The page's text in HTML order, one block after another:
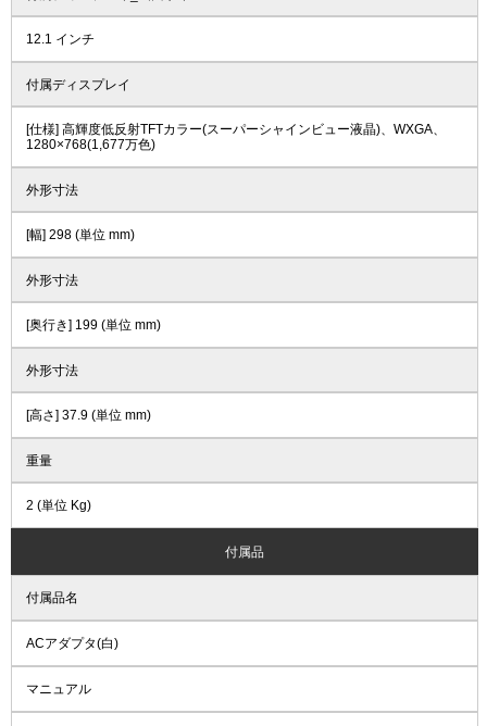
12.1 インチ
付属ディスプレイ
[仕様] 高輝度低反射TFTカラー(スーパーシャインビュー液晶)、WXGA、
1280×768(1,677万色)
外形寸法
[幅] 298 (単位 mm)
外形寸法
[奥行き] 199 (単位 mm)
外形寸法
[高さ] 37.9 (単位 mm)
重量
2 (単位 Kg)
付属品
付属品名
ACアダプタ(白)
マニュアル